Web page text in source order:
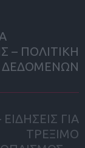
– ΠΟΛΙΤΙΚΗ
ΔΕΔΟΜΕΝΩΝ
ΓΙΑ
ΤΡΕΞΙΜΟ